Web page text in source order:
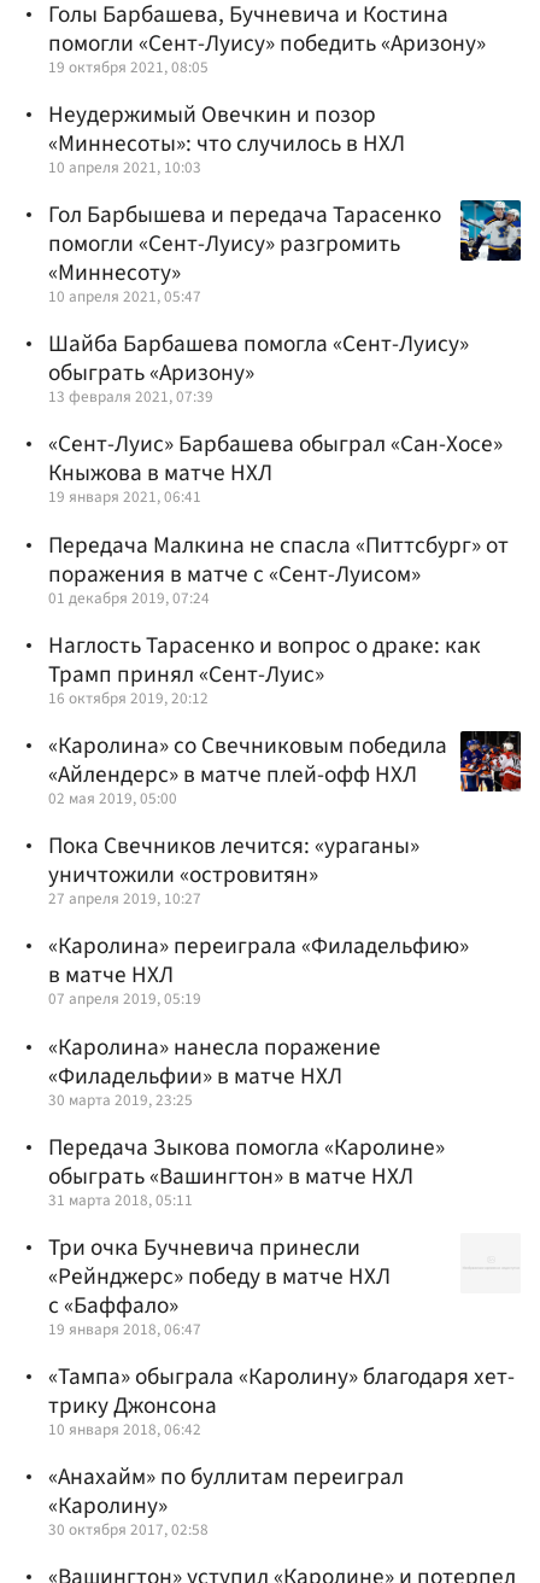
Голы Барбашева, Бучневича и Костина
помогли «Сент-Луису» победить «Аризону»
19 октября 2021, 08:05
Неудержимый Овечкин и позор
«Миннесоты»: что случилось в НХЛ
10 апреля 2021, 10:03
Гол Барбышева и передача Тарасенко
помогли «Сент-Луису» разгромить
«Миннесоту»
10 апреля 2021, 05:47
Шайба Барбашева помогла «Сент-Луису»
обыграть «Аризону»
13 февраля 2021, 07:39
«Сент-Луис» Барбашева обыграл «Сан-Хосе»
Кныжова в матче НХЛ
19 января 2021, 06:41
Передача Малкина не спасла «Питтсбург» от
поражения в матче с «Сент-Луисом»
01 декабря 2019, 07:24
Наглость Тарасенко и вопрос о драке: как
Трамп принял «Сент-Луис»
16 октября 2019, 20:12
«Каролина» со Свечниковым победила
«Айлендерс» в матче плей-офф НХЛ
02 мая 2019, 05:00
Пока Свечников лечится: «ураганы»
уничтожили «островитян»
27 апреля 2019, 10:27
«Каролина» переиграла «Филадельфию»
в матче НХЛ
07 апреля 2019, 05:19
«Каролина» нанесла поражение
«Филадельфии» в матче НХЛ
30 марта 2019, 23:25
Передача Зыкова помогла «Каролине»
обыграть «Вашингтон» в матче НХЛ
31 марта 2018, 05:11
Три очка Бучневича принесли
«Рейнджерс» победу в матче НХЛ
с «Баффало»
19 января 2018, 06:47
«Тампа» обыграла «Каролину» благодаря хет-
трику Джонсона
10 января 2018, 06:42
«Анахайм» по буллитам переиграл
«Каролину»
30 октября 2017, 02:58